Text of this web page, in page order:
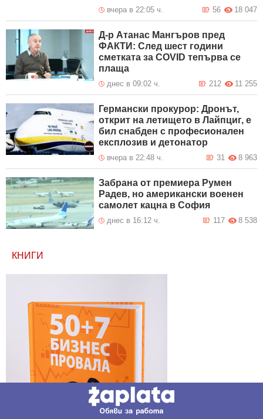
вчера в 22:05 ч. 18 047
56
Д-р Атанас Мангъров пред
ФАКТИ: След шест години
сметката за COVID тепърва се
плаща
днес в 09:02 ч. 11 255
212
Германски прокурор: Дронът,
открит на летището в Лайпциг, е
бил снабден с професионален
експлозив и детонатор
вчера в 22:48 ч. 8 963
31
Забрана от премиера Румен
Радев, но американски военен
самолет кацна в София
днес в 16:12 ч. 8 538
117
КНИГИ